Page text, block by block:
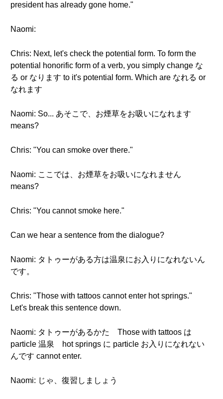
president has already gone home."
Naomi:
Chris: Next, let's check the potential form. To form the
potential honorific form of a verb, you simply change な
る or なります to it's potential form. Which are なれる or
なれます
Naomi: So... あそこで、お煙草をお吸いになれます
means?
Chris: "You can smoke over there."
Naomi: ここでは、お煙草をお吸いになれません
means?
Chris: "You cannot smoke here."
Can we hear a sentence from the dialogue?
Naomi: タトゥーがある方は温泉にお入りになれないん
です。
Chris: "Those with tattoos cannot enter hot springs."
Let's break this sentence down.
Naomi: タトゥーがあるかた Those with tattoos は
particle 温泉 hot springs に particle お入りになれない
んです cannot enter.
Naomi: じゃ、復習しましょう